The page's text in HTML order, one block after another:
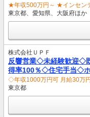
★年収500万円～ ★インセン
東京都、愛知県、大阪府ほか
株式会社ＵＰＦ
反響営業◇未経験歓迎◇
得率100％◇住宅手当◇
◇年収1000万円可 月給30万円
東京都